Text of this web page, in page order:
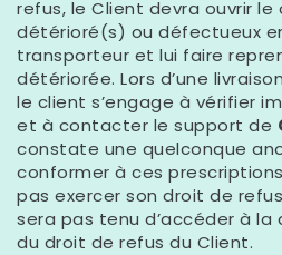
refus, le Client devra ouvrir le
détérioré(s) ou défectueux
transporteur et lui faire
détériorée. Lors d’une
le client s’engage à vérifier
et à contacter le support de
constate une quelconque
conformer à ces
pas exercer son droit de
sera pas tenu d’accéder à la
du droit de refus du Client.